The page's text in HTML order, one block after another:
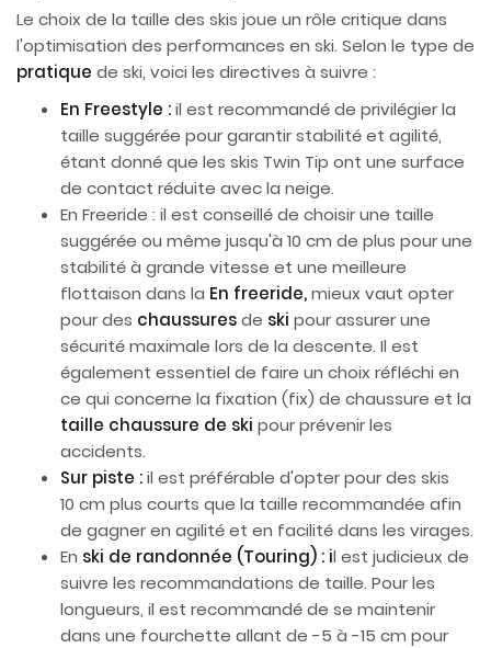
Le choix de la taille des skis joue un rôle critique dans
l'optimisation des performances en ski. Selon le type de
pratique de ski, voici les directives à suivre :
En Freestyle :il est recommandé de privilégier la
taille suggérée pour garantir stabilité et agilité,
étant donné que les skis Twin Tip ont une surface
de contact réduite avec la neige.
En Freeride : il est conseillé de choisir une taille
suggérée ou même jusqu'à 10 cm de plus pour une
stabilité à grande vitesse et une meilleure
flottaison dans la En freeride,mieux vaut opter
pour des chaussuresde ski pour assurer une
sécurité maximale lors de la descente. Il est
également essentiel de faire un choix réfléchi en
ce qui concerne la fixation (fix) de chaussure et la
taille chaussure de ski pour prévenir les
accidents.
Sur piste :il est préférable d'opter pour des skis
10 cm plus courts que la taille recommandée afin
de gagner en agilité et en facilité dans les virages.
En ski de randonnée (Touring) : il est judicieux de
suivre les recommandations de taille. Pour les
longueurs, il est recommandé de se maintenir
dans une fourchette allant de -5 à -15 cm pour